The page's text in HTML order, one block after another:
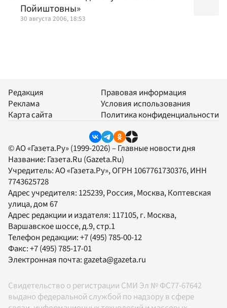
Пойиштовны»
30 августа 2006, 18:53
Редакция
Реклама
Карта сайта
Правовая информация
Условия использования
Политика конфиденциальности
© АО «Газета.Ру» (1999-2026) – Главные новости дня
Название: Газета.Ru (Gazeta.Ru)
Учредитель:АО «Газета.Ру», ОГРН 1067761730376, ИНН
7743625728
Адрес учредителя: 125239, Россия, Москва, Коптевская
улица, дом 67
Адрес редакции и издателя: 117105, г. Москва,
Варшавское шоссе, д.9, стр.1
Телефон редакции:+7 (495) 785-00-12
Факс:+7 (495) 785-17-01
Электронная почта:gazeta@gazeta.ru
Свидетельство о регистрации СМИ Эл № ФС77-67642
выдано федеральной службой по надзору в сфере